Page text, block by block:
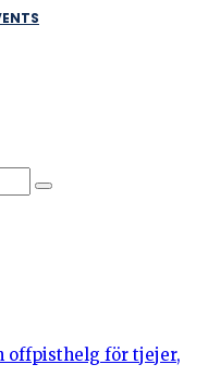
offpisthelg för tjejer,